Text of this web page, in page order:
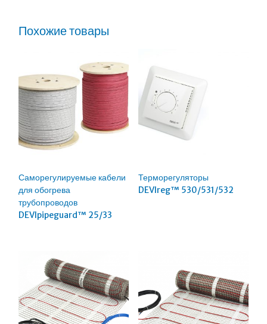
Похожие товары
Саморегулируемые кабели
для обогрева
трубопроводов
DEVIpipeguard™ 25/33
Терморегуляторы
DEVIreg™ 530/531/532